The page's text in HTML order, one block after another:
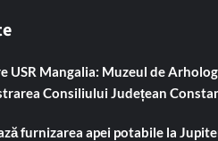
USR Mangalia: Muzeul de
Consiliului Județean
furnizarea apei potabile la